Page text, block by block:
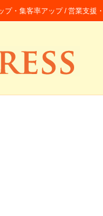
プ・集客率アップ / 営業支援